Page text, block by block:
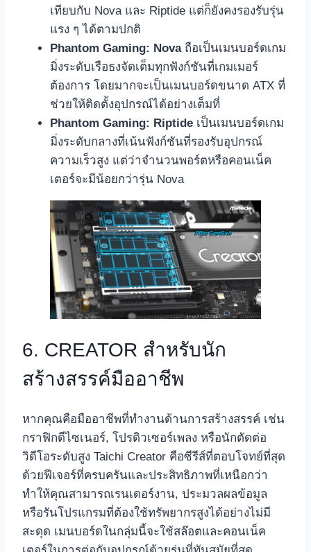
เทียบกับ Nova และ Riptide แต่ก็ยังคงรองรับรุ่น
แรง ๆ ได้ตามปกติ
Phantom Gaming: Novaถือเป็นเมนบอร์ดเกม
มิ่งระดับเรือธงจัดเต็มทุกฟังก์ชันที่เกมเมอร์
ต้องการ โดยมากจะเป็นเมนบอร์ดขนาด ATX ที่
ช่วยให้ติดตั้งอุปกรณ์ได้อย่างเต็มที่
Phantom Gaming: Riptide เป็นเมนบอร์ดเกม
มิ่งระดับกลางที่เน้นฟังก์ชันที่รองรับอุปกรณ์
ความเร็วสูง แต่ว่าจำนวนพอร์ตหรือคอนเน็ค
เตอร์จะมีน้อยกว่ารุ่น Nova
6. CREATOR สำหรับนัก
สร้างสรรค์มืออาชีพ
หากคุณคือมืออาชีพที่ทำงานด้านการสร้างสรรค์ เช่น
กราฟิกดีไซเนอร์, โปรดิวเซอร์เพลง หรือนักตัดต่อ
วิดีโอระดับสูง Taichi Creator คือซีรีส์ที่ตอบโจทย์ที่สุด
ด้วยฟีเจอร์ที่ครบครันและประสิทธิภาพที่เหนือกว่า
ทำให้คุณสามารถเรนเดอร์งาน, ประมวลผลข้อมูล
หรือรันโปรแกรมที่ต้องใช้ทรัพยากรสูงได้อย่างไม่มี
สะดุด เมนบอร์ดในกลุ่มนี้จะใช้สล๊อตและคอนเน็ค